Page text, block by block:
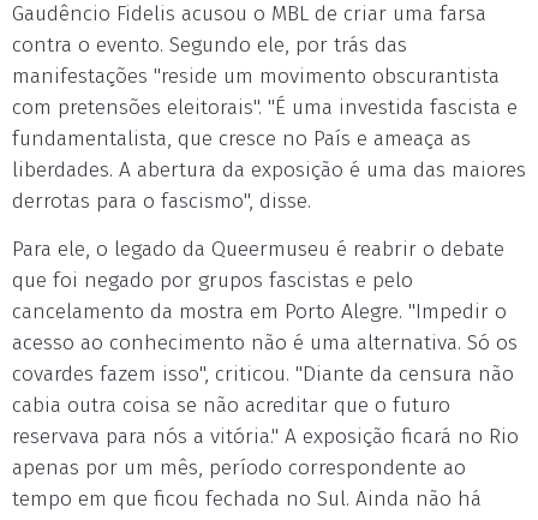
Gaudêncio Fidelis acusou o MBL de criar uma farsa
contra o evento. Segundo ele, por trás das
manifestações "reside um movimento obscurantista
com pretensões eleitorais". "É uma investida fascista e
fundamentalista, que cresce no País e ameaça as
liberdades. A abertura da exposição é uma das maiores
derrotas para o fascismo", disse.
Para ele, o legado da Queermuseu é reabrir o debate
que foi negado por grupos fascistas e pelo
cancelamento da mostra em Porto Alegre. "Impedir o
acesso ao conhecimento não é uma alternativa. Só os
covardes fazem isso", criticou. "Diante da censura não
cabia outra coisa se não acreditar que o futuro
reservava para nós a vitória." A exposição ficará no Rio
apenas por um mês, período correspondente ao
tempo em que ficou fechada no Sul. Ainda não há